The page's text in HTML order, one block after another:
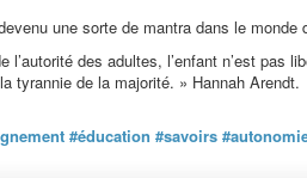
une sorte de mantra dans le monde
l’autorité des adultes, l’enfant n’est
tyrannie de la majorité. » Hannah Arendt.
#éducation #savoirs